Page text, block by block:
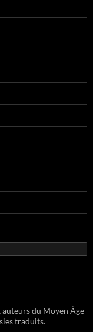
du Moyen Âge
traduits.